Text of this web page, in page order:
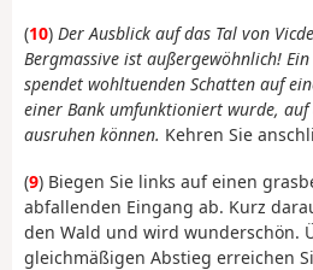
(10) Der Ausblick auf das Tal von
Bergmassive ist außergewöhnlich!
spendet wohltuenden Schatten auf
einer Bank umfunktioniert wurde, auf
ausruhen können. Kehren Sie
(9) Biegen Sie links auf einen
abfallenden Eingang ab. Kurz
den Wald und wird wunderschön.
gleichmäßigen Abstieg erreichen